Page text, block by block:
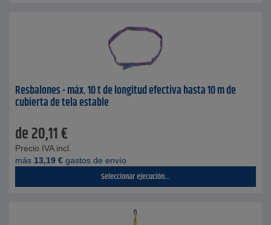
Resbalones - máx. 10 t de longitud efectiva hasta 10 m de
cubierta de tela estable
de20,11€
Precio IVA incl.
más 13,19 € gastos de envío
Seleccionar ejecución...